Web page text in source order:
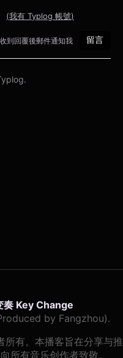
Key Change
by Fangzhou).
所有。本播客旨在分享与推
所有音乐创作者致敬。